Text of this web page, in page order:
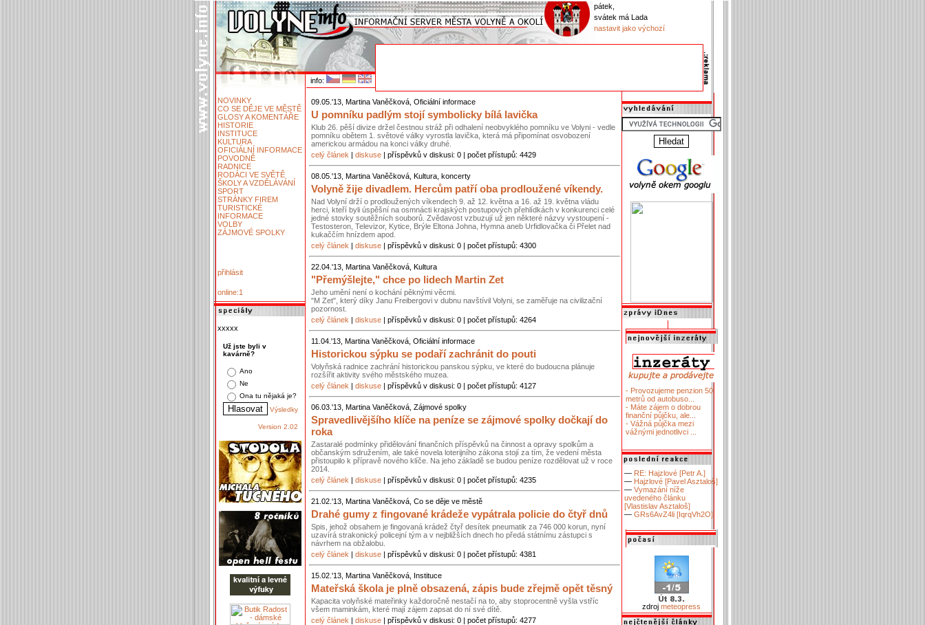
pátek,
svátek má Lada
nastavit jako výchozí
info:
NOVINKY
CO SE DĚJE VE MĚSTĚ
GLOSY A KOMENTÁŘE
HISTORIE
INSTITUCE
KULTURA
OFICIÁLNÍ INFORMACE
POVODNĚ
RADNICE
RODÁCI VE SVĚTĚ
ŠKOLY A VZDĚLÁVÁNÍ
SPORT
STRÁNKY FIREM
TURISTICKÉ
INFORMACE
VOLBY
ZÁJMOVÉ SPOLKY
přihlásit
online:1
xxxxx
Už jste byli v
kavárně?
Ano
Ne
Ona tu nějaká je?
Výsledky
Version 2.02
09.05.'13, Martina Vaněčková, Oficiální informace
U pomníku padlým stojí symbolicky bílá lavička
Klub 26. pěší divize držel čestnou stráž při odhalení neobvyklého pomníku ve Volyni - vedle
pomníku obětem 1. světové války vyrostla lavička, která má připomínat osvobození
americkou armádou na konci války druhé.
celý článek | diskuse | příspěvků v diskusi: 0 | počet přístupů: 4429
08.05.'13, Martina Vaněčková, Kultura, koncerty
Volyně žije divadlem. Hercům patří oba prodloužené víkendy.
Nad Volyní drží o prodloužených víkendech 9. až 12. května a 16. až 19. května vládu
herci, kteří byli úspěšní na osmnácti krajských postupových přehlídkách v konkurenci celé
jedné stovky soutěžních souborů. Zvědavost vzbuzují už jen některé názvy vystoupení -
Testosteron, Televizor, Kytice, Brýle Eltona Johna, Hymna aneb Urfidlovačka či Přelet nad
kukaččím hnízdem apod.
celý článek | diskuse | příspěvků v diskusi: 0 | počet přístupů: 4300
22.04.'13, Martina Vaněčková, Kultura
"Přemýšlejte," chce po lidech Martin Zet
Jeho umění není o kochání pěknými věcmi.
"M Zet", který díky Janu Freibergovi v dubnu navštívil Volyni, se zaměřuje na civilizační
pozornost.
celý článek | diskuse | příspěvků v diskusi: 0 | počet přístupů: 4264
11.04.'13, Martina Vaněčková, Oficiální informace
Historickou sýpku se podaří zachránit do pouti
Volyňská radnice zachrání historickou panskou sýpku, ve které do budoucna plánuje
rozšířit aktivity svého městského muzea.
celý článek | diskuse | příspěvků v diskusi: 0 | počet přístupů: 4127
06.03.'13, Martina Vaněčková, Zájmové spolky
Spravedlivějšího klíče na peníze se zájmové spolky dočkají do
roka
Zastaralé podmínky přidělování finančních příspěvků na činnost a opravy spolkům a
občanským sdružením, ale také novela loterijního zákona stojí za tím, že vedení města
přistoupilo k přípravě nového klíče. Na jeho základě se budou peníze rozdělovat už v roce
2014.
celý článek | diskuse | příspěvků v diskusi: 0 | počet přístupů: 4235
21.02.'13, Martina Vaněčková, Co se děje ve městě
Drahé gumy z fingované krádeže vypátrala policie do čtyř dnů
Spis, jehož obsahem je fingovaná krádež čtyř desítek pneumatik za 746 000 korun, nyní
uzavírá strakonický policejní tým a v nejbližších dnech ho předá státnímu zástupci s
návrhem na obžalobu.
celý článek | diskuse | příspěvků v diskusi: 0 | počet přístupů: 4381
15.02.'13, Martina Vaněčková, Instituce
Mateřská škola je plně obsazená, zápis bude zřejmě opět těsný
Kapacita volyňské mateřinky každoročně nestačí na to, aby stoprocentně vyšla vstříc
všem maminkám, které mají zájem zapsat do ní své dítě.
celý článek | diskuse | příspěvků v diskusi: 0 | počet přístupů: 4277
- Provozujeme penzion 50
metrů od autobuso...
- Máte zájem o dobrou
finanční půjčku, ale...
- Vážná půjčka mezi
vážnými jednotlivci ...
— RE: Hajzlové [Petr A.]
— Hajzlové [Pavel Asztaloš]
— Vymazání níže
uvedeného článku
[Vlastislav Asztaloš]
— GRs6AvZ4li [IqrqVh2O]
zdroj meteopress